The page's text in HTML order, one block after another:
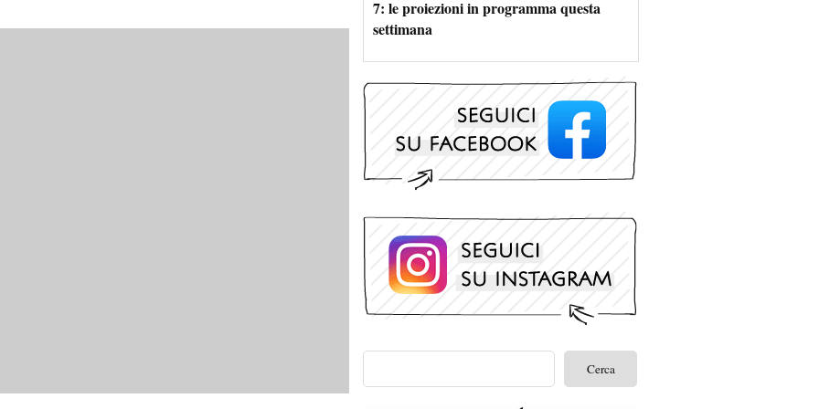
7: le proiezioni in programma questa
settimana